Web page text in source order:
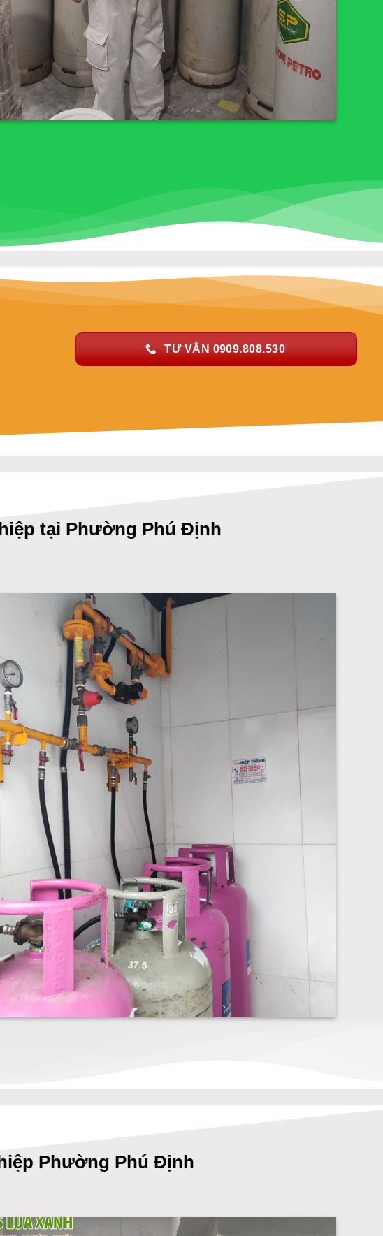
TƯ VẤN 0909.808.530
tại Phường Phú Định
Phường Phú Định